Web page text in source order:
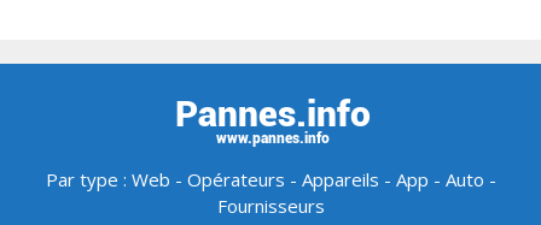
Par type : Web - Opérateurs - Appareils - App - Auto -
Fournisseurs